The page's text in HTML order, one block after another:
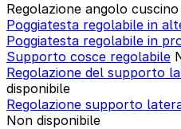
Regolazione angolo cuscino
Poggiatesta regolabile in
Poggiatesta regolabile in
Supporto cosce regolabile
Regolazione del supporto
disponibile
Regolazione supporto
Non disponibile